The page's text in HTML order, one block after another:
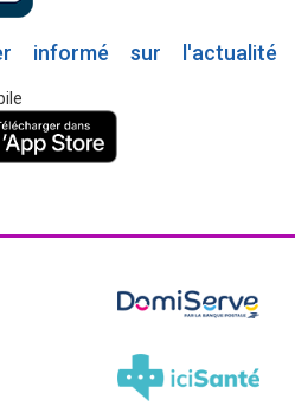
informé sur l'actualité